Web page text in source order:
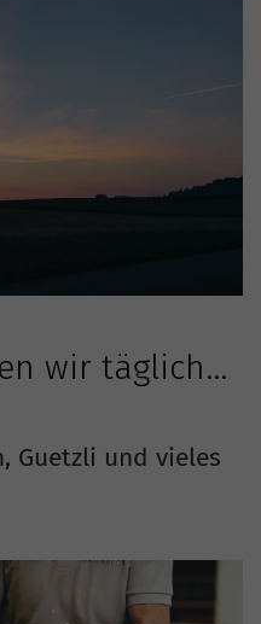
wir täglich…
Guetzli und vieles